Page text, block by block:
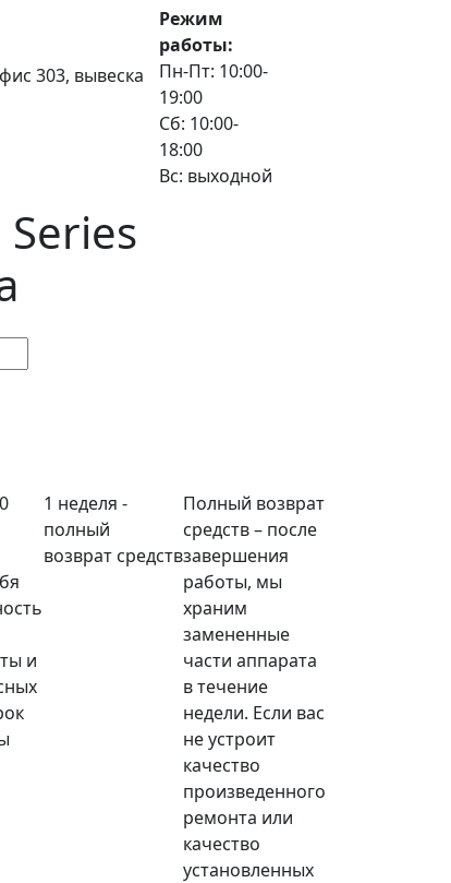
303, вывеска
Режим
работы:
Пн-Пт: 10:00-
19:00
Сб: 10:00-
18:00
Вс: выходной
и
1 неделя -
полный
возврат средств
Полный возврат
средств – после
завершения
работы, мы
храним
замененные
части аппарата
в течение
недели. Если вас
не устроит
качество
произведенного
ремонта или
качество
установленных